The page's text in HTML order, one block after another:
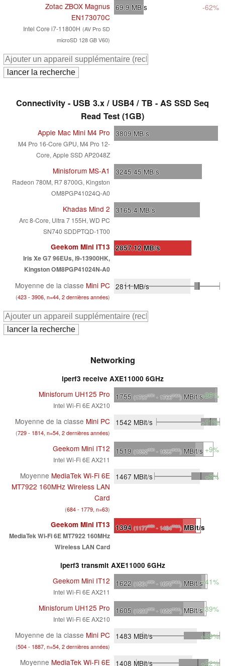
Zotac ZBOX Magnus
EN173070C
Intel Core i7-11800H (AV Pro SD
microSD 128 GB V60)
69.9 MB/s -62%
Connectivity - USB 3.x / USB4 / TB - AS SSD Seq
Read Test (1GB)
Apple Mac Mini M4 Pro
M4 Pro 16-Core GPU, M4 Pro 12-
Core, Apple SSD AP2048Z
3809 MB/s
Minisforum MS-A1
Radeon 780M, R7 8700G, Kingston
OM8PGP41024Q-A0
3245.45 MB/s
Khadas Mind 2
Arc 8-Core, Ultra 7 155H, WD PC
SN740 SDDPTQD-1T00
3165.4 MB/s
Geekom Mini IT13
Iris Xe G7 96EUs, i9-13900HK,
Kingston OM8PGP41024N-A0
2857.12 MB/s
Moyenne de la classe Mini PC
(423 - 3906, n=44, 2 dernières années)
2811MB/s
Networking
iperf3 receive AXE11000 6GHz
Minisforum UH125 Pro
Intel Wi-Fi 6E AX210
1755 (1737min- 1766max) MBit/s+26%
Moyenne de la classe Mini PC
(729 - 1814, n=54, 2 dernières années)
1542 MBit/s +11%
Geekom Mini IT12
Intel Wi-Fi 6E AX211
1519 (1392min- 1699max) MBit/s +9%
Moyenne MediaTek Wi-Fi 6E
MT7922 160MHz Wireless LAN
Card
(684 - 1779, n=63)
1467 MBit/s +5%
Geekom Mini IT13
MediaTek Wi-Fi 6E MT7922 160MHz
Wireless LAN Card
1394 (1177min- 1484max)MBit/s
iperf3 transmit AXE11000 6GHz
Geekom Mini IT12
Intel Wi-Fi 6E AX211
1622 (1561min- 1670max) MBit/s+41%
Minisforum UH125 Pro
Intel Wi-Fi 6E AX210
1605 (1238min- 1652max) MBit/s+39%
Moyenne de la classe Mini PC
(504 - 1887, n=54, 2 dernières années)
1483 MBit/s +29%
Moyenne MediaTek Wi-Fi 6E
1408 MBit/s +22%